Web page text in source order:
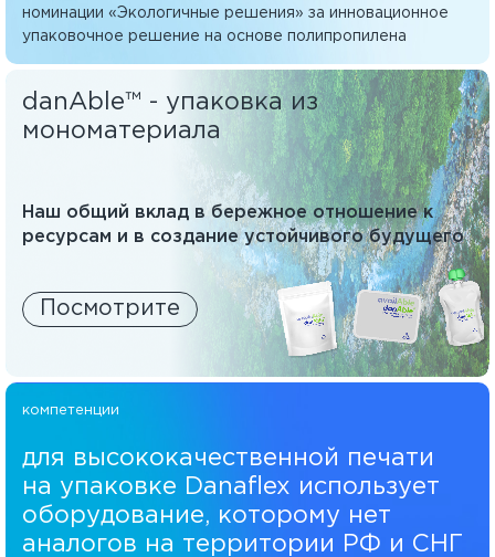
номинации «Экологичные решения» за инновационное
упаковочное решение на основе полипропилена
danAble™ - упаковка из
мономатериала
Наш общий вклад в бережное отношение к
ресурсам и в создание устойчивого будущего
Посмотрите
компетенции
для высококачественной печати
на упаковке Danaflex использует
оборудование, которому нет
аналогов на территории РФ и СНГ